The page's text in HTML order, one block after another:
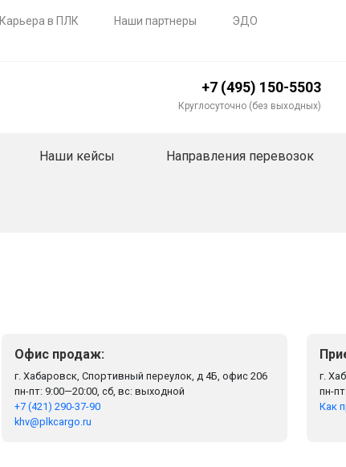
Карьера в ПЛК Наши партнеры
ЭДО
+7 (495) 150-5503
Круглосуточно (без выходных)
Наши кейсы Направления перевозок
Офис продаж:
г. Хабаровск, Спортивный переулок, д 4Б, офис 206
пн-пт: 9:00—20:00, сб, вс: выходной
+7 (421) 290-37-90
khv@plkcargo.ru
г.
пн-
Как